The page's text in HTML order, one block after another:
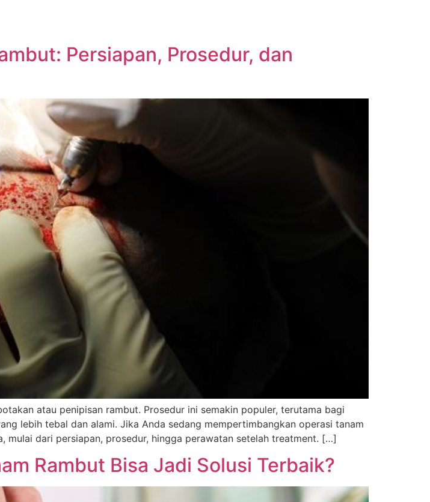
Persiapan, Prosedur, dan
atau penipisan rambut. Prosedur ini semakin populer, terutama bagi
lebih tebal dan alami. Jika Anda sedang mempertimbangkan operasi tanam
mulai dari persiapan, prosedur, hingga perawatan setelah treatment. […]
Rambut Bisa Jadi Solusi Terbaik?